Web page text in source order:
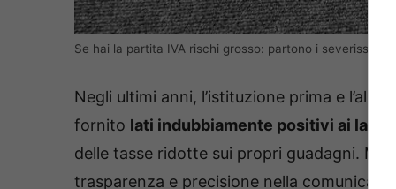
Se hai la partita IVA rischi grosso: partono i severissimi
Negli ultimi anni, l’istituzione prima e
fornito lati indubbiamente positivi ai
delle tasse ridotte sui propri guadagni. Ma
trasparenza e precisione nella